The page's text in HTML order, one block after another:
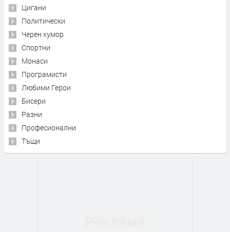
Цигани
Политически
Черен хумор
Спортни
Монаси
Програмисти
Любими Герои
Бисери
Разни
Професионални
Тъщи